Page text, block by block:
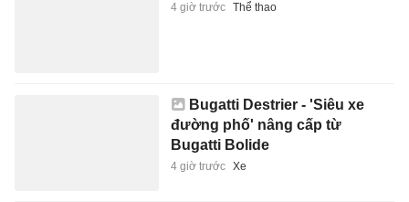
4 giờ trước Thể thao
Bugatti Destrier - 'Siêu xe
đường phố' nâng cấp từ
Bugatti Bolide
4 giờ trước Xe